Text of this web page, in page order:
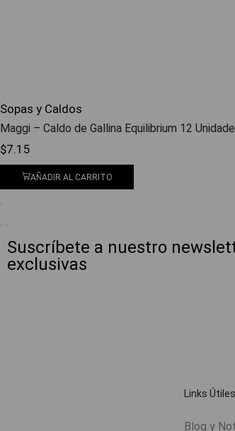
Sopas y Caldos
Maggi – Caldo de Gallina Equilibrium 12
$7.15
AÑADIR AL CARRITO
Suscríbete a nuestro
exclusivas
Links Útiles
Blog y